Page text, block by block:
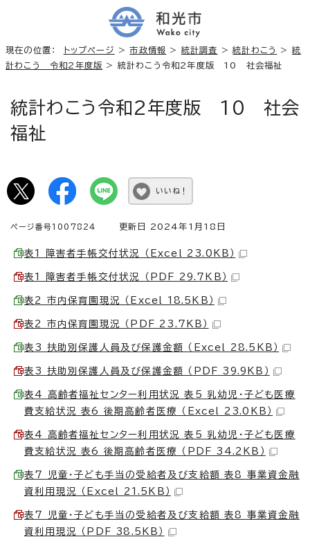
現在の位置： トップページ >市政情報 > 統計調査 >統計わこう > 統
計わこう 令和2年度版 > 統計わこう令和2年度版 10 社会福祉
統計わこう令和2年度版 10 社会
福祉
いいね！
ページ番号1007824 更新日 2024年1月18日
表1 障害者手帳交付状況 （Excel 23.0KB）
表1 障害者手帳交付状況 （PDF 29.7KB）
表2 市内保育園現況 （Excel 18.5KB）
表2 市内保育園現況 （PDF 23.7KB）
表3 扶助別保護人員及び保護金額 （Excel 28.5KB）
表3 扶助別保護人員及び保護金額 （PDF 39.9KB）
表4 高齢者福祉センター利用状況 表5 乳幼児・子ども医療
費支給状況 表6 後期高齢者医療 （Excel 23.0KB）
表4 高齢者福祉センター利用状況 表5 乳幼児・子ども医療
費支給状況 表6 後期高齢者医療 （PDF 34.2KB）
表7 児童・子ども手当の受給者及び支給額 表8 事業資金融
資利用現況 （Excel 21.5KB）
表7 児童・子ども手当の受給者及び支給額 表8 事業資金融
資利用現況 （PDF 38.5KB）